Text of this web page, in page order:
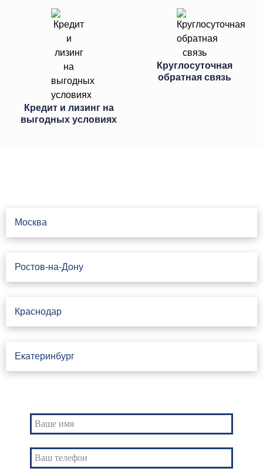
Кредит и лизинг на
выгодных условиях
Круглосуточная
обратная связь
Москва
Ростов-на-Дону
Краснодар
Екатеринбург